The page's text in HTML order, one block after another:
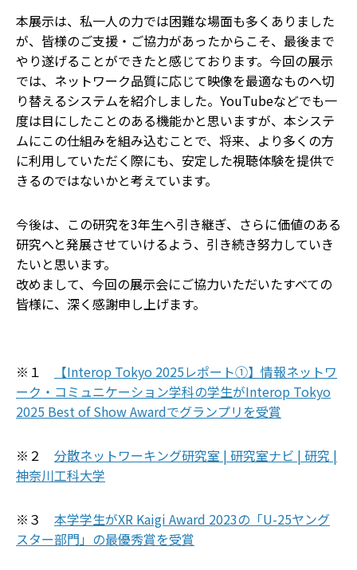
本展示は、私一人の力では困難な場面も多くありました
が、皆様のご支援・ご協力があったからこそ、最後まで
やり遂げることができたと感じております。今回の展示
では、ネットワーク品質に応じて映像を最適なものへ切
り替えるシステムを紹介しました。YouTubeなどでも一
度は目にしたことのある機能かと思いますが、本システ
ムにこの仕組みを組み込むことで、将来、より多くの方
に利用していただく際にも、安定した視聴体験を提供で
きるのではないかと考えています。
今後は、この研究を3年生へ引き継ぎ、さらに価値のある
研究へと発展させていけるよう、引き続き努力していき
たいと思います。
改めまして、今回の展示会にご協力いただいたすべての
皆様に、深く感謝申し上げます。
※１
【Interop Tokyo 2025レポート①】情報ネットワ
ーク・コミュニケーション学科の学生がInterop Tokyo
2025 Best of Show Awardでグランプリを受賞
※２ 分散ネットワーキング研究室 | 研究室ナビ | 研究 |
神奈川工科大学
※３ 本学学生がXR Kaigi Award 2023の「U-25ヤング
スター部門」の最優秀賞を受賞